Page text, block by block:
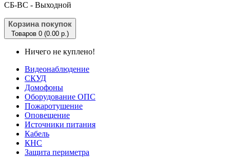
CБ-ВС - Выходной
Корзина покупок
Товаров 0 (0.00 р.)
Ничего не куплено!
Видеонаблюдение
СКУД
Домофоны
Оборудование ОПС
Пожаротушение
Оповещение
Источники питания
Кабель
КНС
Защита периметра